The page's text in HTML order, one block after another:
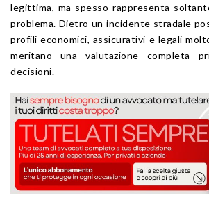
legittima, ma spesso rappresenta
problema. Dietro un incidente stradale
profili economici, assicurativi e legali
meritano una valutazione completa
decisioni.